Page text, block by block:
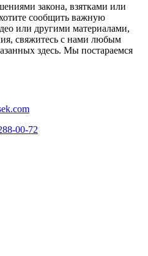
закона, взятками или
сообщить важную
или другими материалами,
свяжитесь с нами любым
здесь. Мы постараемся
00-72